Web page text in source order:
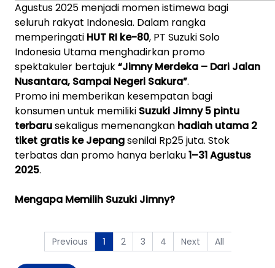
Agustus 2025 menjadi momen istimewa bagi
seluruh rakyat Indonesia. Dalam rangka
memperingati HUT RI ke-80, PT Suzuki Solo
Indonesia Utama menghadirkan promo
spektakuler bertajuk“Jimny Merdeka – Dari Jalan
Nusantara, Sampai Negeri Sakura”.
Promo ini memberikan kesempatan bagi
konsumen untuk memiliki Suzuki Jimny 5 pintu
terbarusekaligus memenangkan hadiah utama 2
tiket gratis ke Jepangsenilai Rp25 juta. Stok
terbatas dan promo hanya berlaku1–31 Agustus
2025.
Mengapa Memilih Suzuki Jimny?
Previous 1 2 3 4 Next All